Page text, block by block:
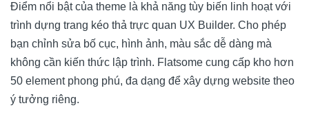
Điểm nổi bật của theme là khả năng tùy biến linh hoạt với
trình dựng trang kéo thả trực quan UX Builder. Cho phép
bạn chỉnh sửa bố cục, hình ảnh, màu sắc dễ dàng mà
không cần kiến thức lập trình. Flatsome cung cấp kho hơn
50 element phong phú, đa dạng để xây dựng website theo
ý tưởng riêng.